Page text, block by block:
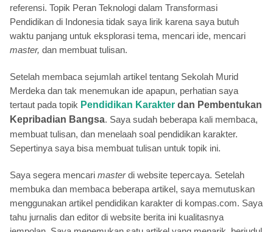
referensi. Topik Peran Teknologi dalam Transformasi
Pendidikan di Indonesia tidak saya lirik karena saya butuh
waktu panjang untuk eksplorasi tema, mencari ide, mencari
master, dan membuat tulisan.
Setelah membaca sejumlah artikel tentang Sekolah Murid
Merdeka dan tak menemukan ide apapun, perhatian saya
tertaut pada topik Pendidikan Karakter dan Pembentukan
Kepribadian Bangsa. Saya sudah beberapa kali membaca,
membuat tulisan, dan menelaah soal pendidikan karakter.
Sepertinya saya bisa membuat tulisan untuk topik ini.
Saya segera mencari masterdi website tepercaya. Setelah
membuka dan membaca beberapa artikel, saya memutuskan
menggunakan artikel pendidikan karakter di kompas.com. Saya
tahu jurnalis dan editor di website berita ini kualitasnya